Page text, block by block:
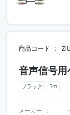
商品コード
音声信号
ブラック 5m
メーカー